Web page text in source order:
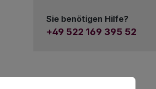
Sie benötigen Hilfe?
+49 522 169 395 52
bieten zu können.
Mehr Informationen ...